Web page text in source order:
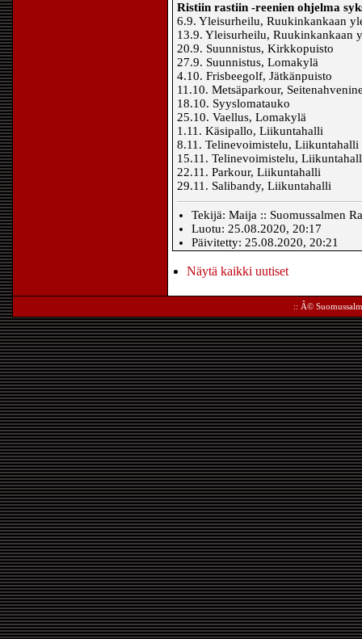
Ristiin rastiin -reenien ohjelma
6.9. Yleisurheilu, Ruukinkankaan
13.9. Yleisurheilu, Ruukinkankaan
20.9. Suunnistus, Kirkkopuisto
27.9. Suunnistus, Lomakylä
4.10. Frisbeegolf, Jätkänpuisto
11.10. Metsäparkour,
18.10. Syyslomatauko
25.10. Vaellus, Lomakylä
1.11. Käsipallo, Liikuntahalli
8.11. Telinevoimistelu, Liikuntahalli
15.11. Telinevoimistelu,
22.11. Parkour, Liikuntahalli
29.11. Salibandy, Liikuntahalli
Tekijä: Maija :: Suomussalmen
Luotu: 25.08.2020, 20:17
Päivitetty: 25.08.2020, 20:21
Näytä kaikki uutiset
:: Â©